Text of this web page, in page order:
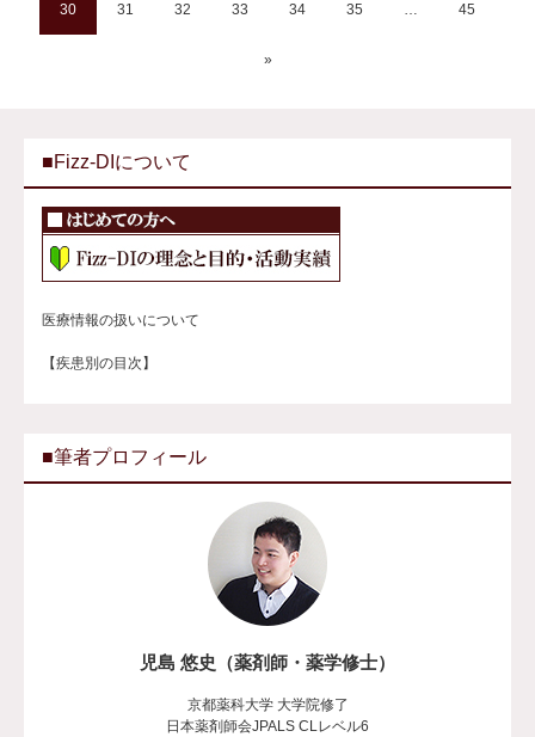
30 31 32 33 34 35 … 45
»
■Fizz-DIについて
医療情報の扱いについて
【疾患別の目次】
■筆者プロフィール
児島 悠史（薬剤師・薬学修士）
京都薬科大学 大学院修了
日本薬剤師会JPALS CLレベル6